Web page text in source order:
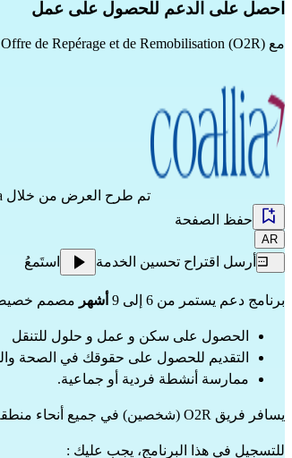
احصل على الدعم للحصول على عمل
مع Offre de Repérage et de Remobilisation (O2R)
تم طرح العرض من خلال
حفظ الصفحة
AR
أرسل اقتراح تحسين الخدمة استَمعُ
برنامج دعم يستمر من 6 إلى 9 أشهر مصمم خصيصاً
الحصول على سكن و عمل و حلول للتنقل
التقديم للحصول على حقوقك في الصحة
ممارسة أنشطة فردية أو جماعية.
يسافر فريق O2R (شخصين) في جميع أنحاء منطقة فيين Vienne لمقابلتك والاستماع إليك ودعمك.
للتسجيل في هذا البرنامج، يجب عليك :